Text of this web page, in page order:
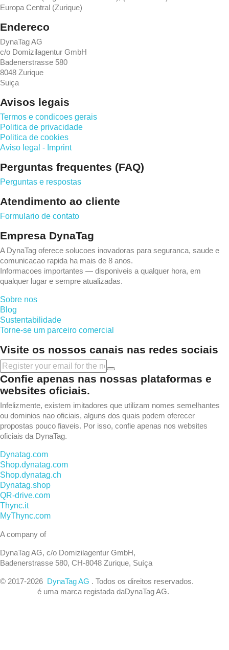
Europa Central (Zurique)
Endereco
DynaTag AG
c/o Domizilagentur GmbH
Badenerstrasse 580
8048 Zurique
Suiça
Avisos legais
Termos e condicoes gerais
Politica de privacidade
Politica de cookies
Aviso legal - Imprint
Perguntas frequentes (FAQ)
Perguntas e respostas
Atendimento ao cliente
Formulario de contato
Empresa DynaTag
A DynaTag oferece solucoes inovadoras para seguranca, saude e
comunicacao rapida ha mais de 8 anos.
Informacoes importantes — disponiveis a qualquer hora, em
qualquer lugar e sempre atualizadas.
Sobre nos
Blog
Sustentabilidade
Torne-se um parceiro comercial
Visite os nossos canais nas redes sociais
Confie apenas nas nossas plataformas e
websites oficiais.
Infelizmente, existem imitadores que utilizam nomes semelhantes
ou dominios nao oficiais, alguns dos quais podem oferecer
propostas pouco fiaveis. Por isso, confie apenas nos websites
oficiais da DynaTag.
Dynatag.com
Shop.dynatag.com
Shop.dynatag.ch
Dynatag.shop
QR-drive.com
Thync.it
MyThync.com
A company of
DynaTag AG, c/o Domizilagentur GmbH,
Badenerstrasse 580, CH-8048 Zurique, Suíça
© 2017-2026 DynaTag AG . Todos os direitos reservados.
é uma marca registada daDynaTag AG.